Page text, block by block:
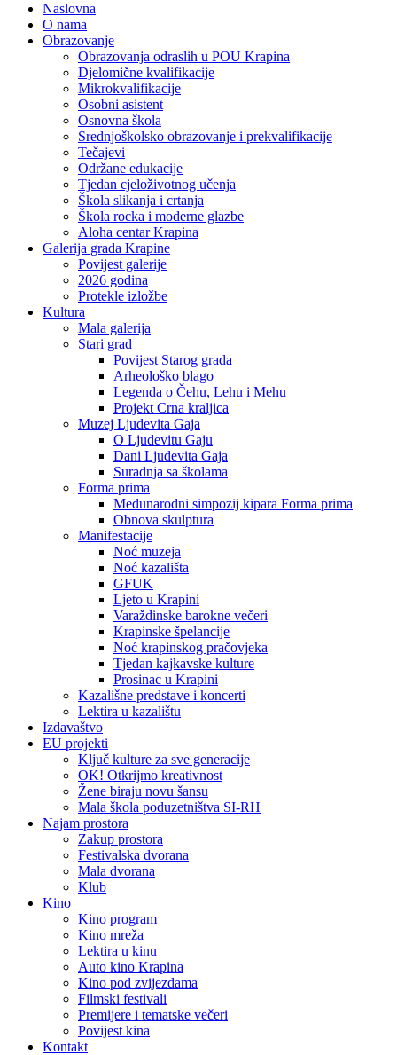
Naslovna
O nama
Obrazovanje
Obrazovanja odraslih u POU Krapina
Djelomične kvalifikacije
Mikrokvalifikacije
Osobni asistent
Osnovna škola
Srednjoškolsko obrazovanje i prekvalifikacije
Tečajevi
Održane edukacije
Tjedan cjeloživotnog učenja
Škola slikanja i crtanja
Škola rocka i moderne glazbe
Aloha centar Krapina
Galerija grada Krapine
Povijest galerije
2026 godina
Protekle izložbe
Kultura
Mala galerija
Stari grad
Povijest Starog grada
Arheološko blago
Legenda o Čehu, Lehu i Mehu
Projekt Crna kraljica
Muzej Ljudevita Gaja
O Ljudevitu Gaju
Dani Ljudevita Gaja
Suradnja sa školama
Forma prima
Međunarodni simpozij kipara Forma prima
Obnova skulptura
Manifestacije
Noć muzeja
Noć kazališta
GFUK
Ljeto u Krapini
Varaždinske barokne večeri
Krapinske špelancije
Noć krapinskog pračovjeka
Tjedan kajkavske kulture
Prosinac u Krapini
Kazališne predstave i koncerti
Lektira u kazalištu
Izdavaštvo
EU projekti
Ključ kulture za sve generacije
OK! Otkrijmo kreativnost
Žene biraju novu šansu
Mala škola poduzetništva SI-RH
Najam prostora
Zakup prostora
Festivalska dvorana
Mala dvorana
Klub
Kino
Kino program
Kino mreža
Lektira u kinu
Auto kino Krapina
Kino pod zvijezdama
Filmski festivali
Premijere i tematske večeri
Povijest kina
Kontakt